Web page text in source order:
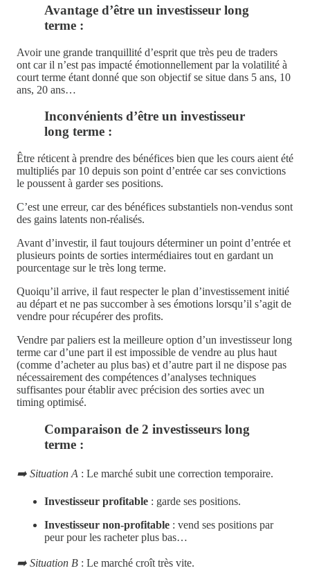
Avantage d’être un investisseur long
terme :
Avoir une grande tranquillité d’esprit que très peu de traders
ont car il n’est pas impacté émotionnellement par la volatilité à
court terme étant donné que son objectif se situe dans 5 ans, 10
ans, 20 ans…
Inconvénients d’être un investisseur
long terme :
Être réticent à prendre des bénéfices bien que les cours aient été
multipliés par 10 depuis son point d’entrée car ses convictions
le poussent à garder ses positions.
C’est une erreur, car des bénéfices substantiels non-vendus sont
des gains latents non-réalisés.
Avant d’investir, il faut toujours déterminer un point d’entrée et
plusieurs points de sorties intermédiaires tout en gardant un
pourcentage sur le très long terme.
Quoiqu’il arrive, il faut respecter le plan d’investissement initié
au départ et ne pas succomber à ses émotions lorsqu’il s’agit de
vendre pour récupérer des profits.
Vendre par paliers est la meilleure option d’un investisseur long
terme car d’une part il est impossible de vendre au plus haut
(comme d’acheter au plus bas) et d’autre part il ne dispose pas
nécessairement des compétences d’analyses techniques
suffisantes pour établir avec précision des sorties avec un
timing optimisé.
Comparaison de 2 investisseurs long
terme :
➡️ Situation A : Le marché subit une correction temporaire.
Investisseur profitable : garde ses positions.
Investisseur non-profitable : vend ses positions par
peur pour les racheter plus bas…
➡️ Situation B : Le marché croît très vite.